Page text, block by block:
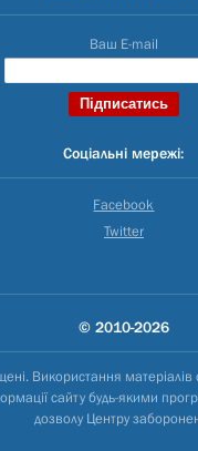
Ваш E-mail
Соціальні мережі:
Facebook
Twitter
© 2010-2026
Використання матеріалів
сайту будь-якими
дозволу Центру